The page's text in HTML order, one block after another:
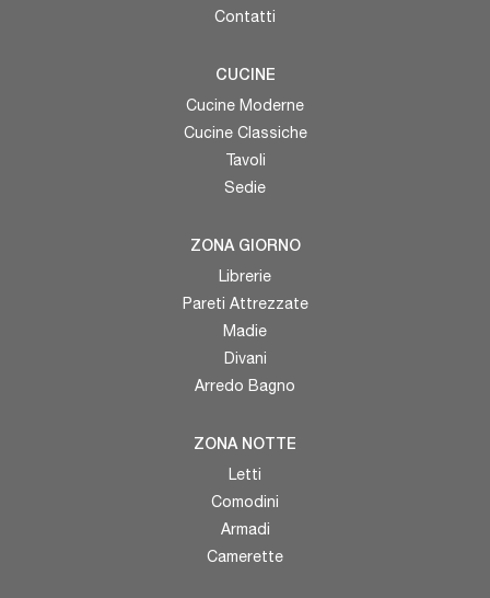
Contatti
CUCINE
Cucine Moderne
Cucine Classiche
Tavoli
Sedie
ZONA GIORNO
Librerie
Pareti Attrezzate
Madie
Divani
Arredo Bagno
ZONA NOTTE
Letti
Comodini
Armadi
Camerette